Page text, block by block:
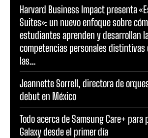
Harvard Business Impact presenta
Suites»: un nuevo enfoque sobre
estudiantes aprenden y desarrollan
competencias personales distintivas
las...
Jeannette Sorrell, directora de
debut en México
Todo acerca de Samsung Care+ para
Galaxy desde el primer día